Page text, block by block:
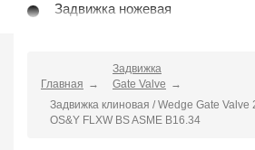
Задвижка ножевая
Globe Valve
2191
Клапан регулирующий
Control Valve
2
Главная
Задвижка
Gate Valve
Задвижка клиновая / Wedge Gate Valve
OS&Y FLXW BS ASME B16.34